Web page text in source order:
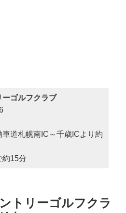
ゴルフクラブ
道札幌南IC～千歳ICより約
約15分
トリーゴルフクラ